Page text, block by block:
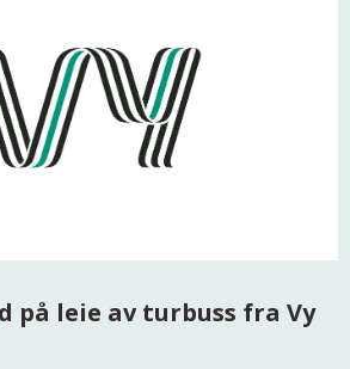
på leie av turbuss fra Vy